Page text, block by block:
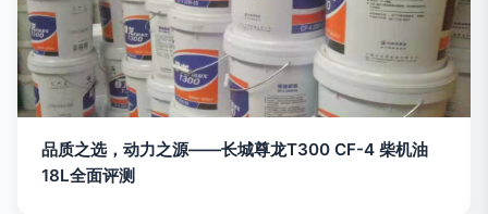
品质之选，动力之源——长城尊龙T300 CF-4 柴机油
18L全面评测